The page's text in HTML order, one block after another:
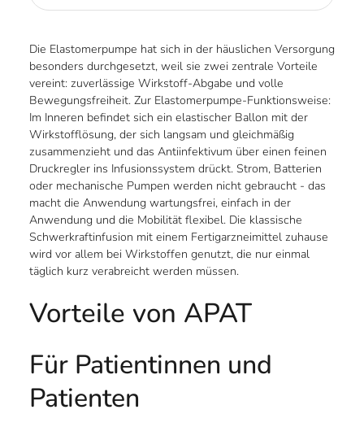
Die Elastomerpumpe hat sich in der häuslichen Versorgung
besonders durchgesetzt, weil sie zwei zentrale Vorteile
vereint: zuverlässige Wirkstoff-Abgabe und volle
Bewegungsfreiheit. Zur Elastomerpumpe-Funktionsweise:
Im Inneren befindet sich ein elastischer Ballon mit der
Wirkstofflösung, der sich langsam und gleichmäßig
zusammenzieht und das Antiinfektivum über einen feinen
Druckregler ins Infusionssystem drückt. Strom, Batterien
oder mechanische Pumpen werden nicht gebraucht - das
macht die Anwendung wartungsfrei, einfach in der
Anwendung und die Mobilität flexibel. Die klassische
Schwerkraftinfusion mit einem Fertigarzneimittel zuhause
wird vor allem bei Wirkstoffen genutzt, die nur einmal
täglich kurz verabreicht werden müssen.
Vorteile von APAT
Für Patientinnen und
Patienten